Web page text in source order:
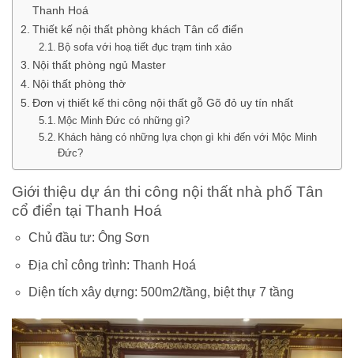
Thanh Hoá
Thiết kế nội thất phòng khách Tân cổ điển
Bộ sofa với hoạ tiết đục trạm tinh xảo
Nội thất phòng ngủ Master
Nội thất phòng thờ
Đơn vị thiết kế thi công nội thất gỗ Gõ đỏ uy tín nhất
Mộc Minh Đức có những gì?
Khách hàng có những lựa chọn gì khi đến với Mộc Minh
Đức?
Giới thiệu dự án thi công nội thất nhà phố Tân
cổ điển tại Thanh Hoá
Chủ đầu tư: Ông Sơn
Địa chỉ công trình: Thanh Hoá
Diện tích xây dựng: 500m2/tầng, biệt thự 7 tầng